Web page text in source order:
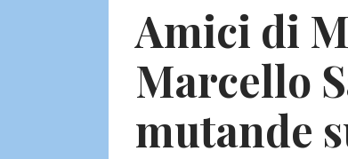
Amici di
Marcello
mutande